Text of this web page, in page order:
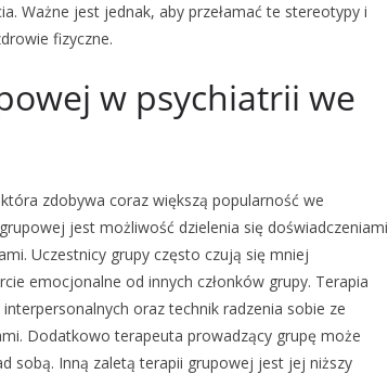
Ważne jest jednak, aby przełamać te stereotypy i
fizyczne.
w psychiatrii we
zdobywa coraz większą popularność we
jest możliwość dzielenia się doświadczeniami
Uczestnicy grupy często czują się mniej
emocjonalne od innych członków grupy. Terapia
oraz technik radzenia sobie ze
Dodatkowo terapeuta prowadzący grupę może
sobą. Inną zaletą terapii grupowej jest jej niższy